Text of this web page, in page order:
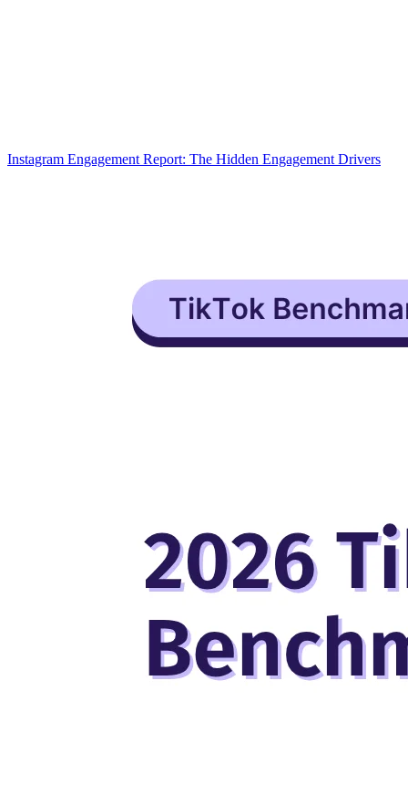
Instagram Engagement Report: The Hidden Engagement Drivers